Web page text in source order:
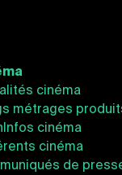
cinéma
métrages
cinéma
cinéma
de